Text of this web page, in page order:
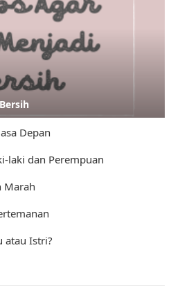
Depan
laki dan Perempuan
Marah
atau Istri?